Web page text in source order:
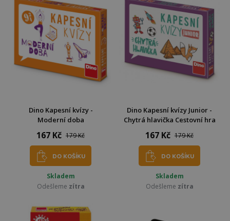
Dino Kapesní kvízy -
Moderní doba
167 Kč 179 Kč
DO KOŠÍKU
Skladem
Odešleme zítra
Dino Kapesní kvízy Junior -
Chytrá hlavička Cestovní hra
167 Kč 179 Kč
DO KOŠÍKU
Skladem
Odešleme zítra